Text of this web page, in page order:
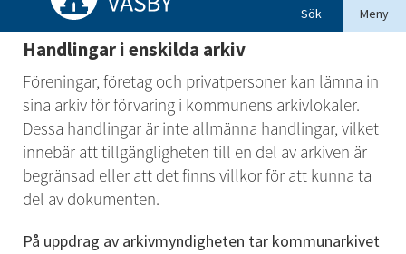
Sök Meny
Handlingar i enskilda arkiv
Föreningar, företag och privatpersoner kan lämna in
sina arkiv för förvaring i kommunens arkivlokaler.
Dessa handlingar är inte allmänna handlingar, vilket
innebär att tillgängligheten till en del av arkiven är
begränsad eller att det finns villkor för att kunna ta
del av dokumenten.
På uppdrag av arkivmyndigheten tar kommunarkivet